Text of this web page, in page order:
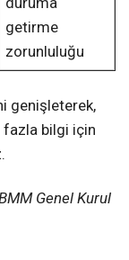
getirme
zorunluluğu
genişleterek,
bilgi için
Genel Kurul